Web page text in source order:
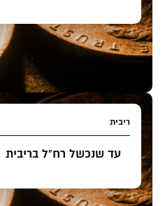
ריבית
עד שנכשל רח"ל בריבית